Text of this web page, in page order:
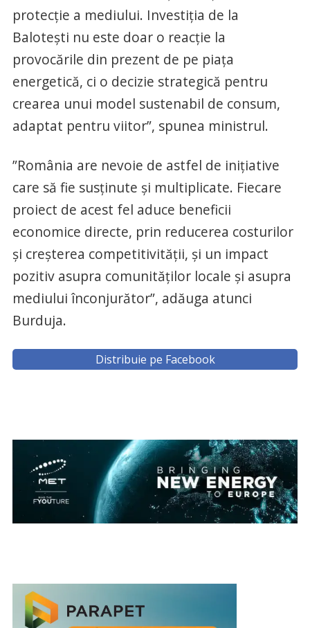
protecție a mediului. Investiția de la
Balotești nu este doar o reacție la
provocările din prezent de pe piața
energetică, ci o decizie strategică pentru
crearea unui model sustenabil de consum,
adaptat pentru viitor”, spunea ministrul.
”România are nevoie de astfel de inițiative
care să fie susținute și multiplicate. Fiecare
proiect de acest fel aduce beneficii
economice directe, prin reducerea costurilor
și creșterea competitivității, și un impact
pozitiv asupra comunităților locale și asupra
mediului înconjurător”, adăuga atunci
Burduja.
Distribuie pe Facebook